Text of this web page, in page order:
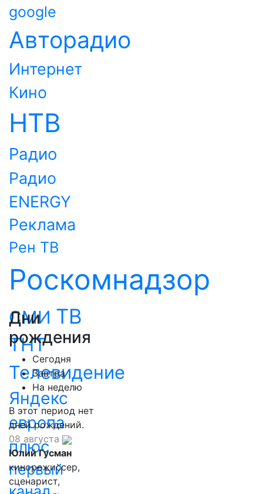
google
Авторадио
Интернет
Кино
НТВ
Радио
Радио
ENERGY
Реклама
Рен ТВ
Роскомнадзор
СМИ ТВ
ТНТ
Телевидение
Яндекс
европа
плюс
первый
Дни
рождения
Сегодня
Завтра
На неделю
В этот период нет
дней рождений.
08 августа
Юлий Гусман
кинорежиссер,
сценарист,